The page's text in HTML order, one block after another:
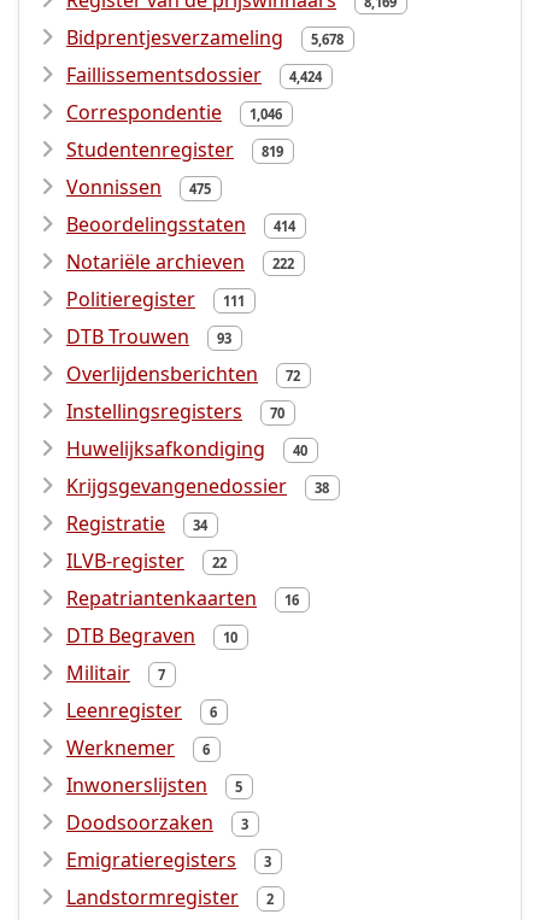
Bidprentjesverzameling 5,678
Faillissementsdossier 4,424
Correspondentie 1,046
Studentenregister 819
Vonnissen 475
Beoordelingsstaten 414
Notariële archieven 222
Politieregister 111
DTB Trouwen 93
Overlijdensberichten 72
Instellingsregisters 70
Huwelijksafkondiging 40
Krijgsgevangenedossier 38
Registratie 34
ILVB-register 22
Repatriantenkaarten 16
DTB Begraven 10
Militair 7
Leenregister 6
Werknemer 6
Inwonerslijsten 5
Doodsoorzaken 3
Emigratieregisters 3
Landstormregister 2